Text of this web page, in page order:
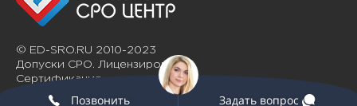
© ED-SRO.RU 2010-2023
Допуски СРО. Лицензирование.
Сертификация
Позвонить Задать вопрос